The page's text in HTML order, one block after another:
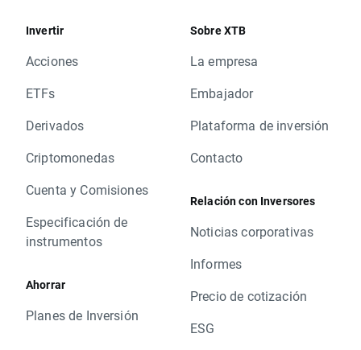
Invertir
Acciones
ETFs
Derivados
Criptomonedas
Cuenta y Comisiones
Especificación de
instrumentos
Ahorrar
Planes de Inversión
Sobre XTB
La empresa
Embajador
Plataforma de inversión
Contacto
Relación con Inversores
Noticias corporativas
Informes
Precio de cotización
ESG